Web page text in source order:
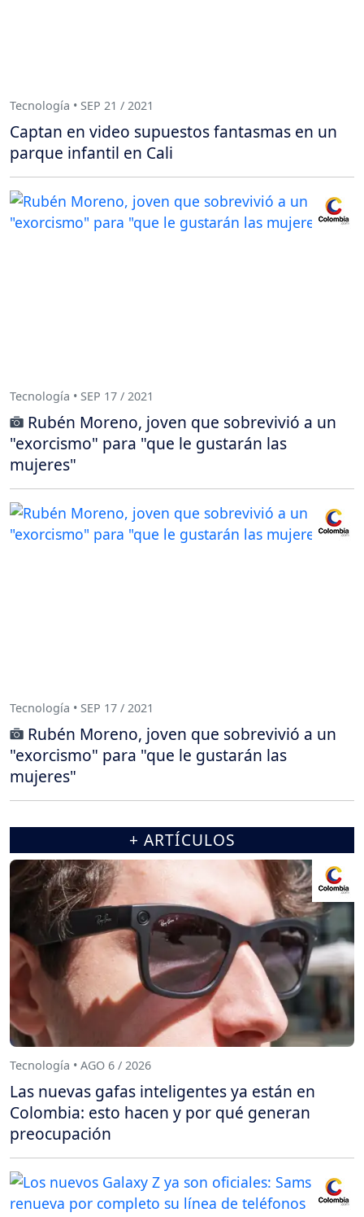
Tecnología • SEP 21 / 2021
Captan en video supuestos fantasmas en un
parque infantil en Cali
Tecnología • SEP 17 / 2021
Rubén Moreno, joven que sobrevivió a un
"exorcismo" para "que le gustarán las
mujeres"
Tecnología • SEP 17 / 2021
Rubén Moreno, joven que sobrevivió a un
"exorcismo" para "que le gustarán las
mujeres"
+ ARTÍCULOS
Tecnología • AGO 6 / 2026
Las nuevas gafas inteligentes ya están en
Colombia: esto hacen y por qué generan
preocupación